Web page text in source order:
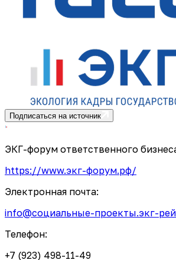
Подписаться на источник
ЭКГ-форум ответственного
https://www.экг-форум.рф/
Электронная почта:
info@социальные-проекты.экг-
Телефон:
+7 (923) 498-11-49